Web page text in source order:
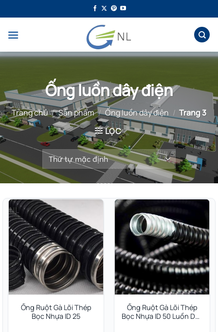
qua
dung
Ống luồn dây điện
Trang chủ / Sản phẩm / Ống luồn dây điện / Trang 3
LỌC
Ống Ruột Gà Lõi Thép
Bọc Nhựa ID 25
Ống Ruột Gà Lõi Thép
Bọc Nhựa ID 50 Luồn Dây